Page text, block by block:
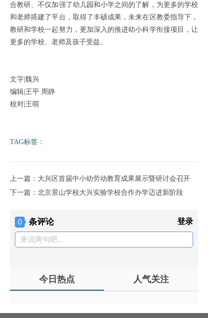
合教研、不仅加强了幼儿园和小学之间的了解，为更多的学校
和老师搭建了平台，取得了丰硕成果，未来在区教委指导下，
教研和学校一起努力，更加深入的推进幼小科学衔接项目，让
更多的学校、老师及孩子受益。
文字|魏兴
编辑|王平 周静
校对|王萌
TAG标签：
上一篇：大兴区首届中小幼劳动教育成果展示暨研讨会召开
下一篇：北京景山学校大兴实验学校合作办学迈进新阶段
0 条评论 登录
来说两句吧...
今日热点 人气关注